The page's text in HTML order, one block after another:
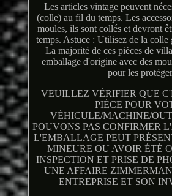
Les articles vintage peuvent
(colle) au fil du temps. Les
moules, ils sont collés et devront
temps. Astuce : Utilisez de la colle
La majorité de ces pièces de
emballage d'origine avec des
pour les
VEUILLEZ VÉRIFIER QUE
PIÈCE POUR
VÉHICULE/MACHINE/
POUVONS PAS CONFIRMER
L'EMBALLAGE PEUT
MINEURE OU AVOIR ÉTÉ
INSPECTION ET PRISE DE
UNE AFFAIRE
ENTREPRISE ET SON